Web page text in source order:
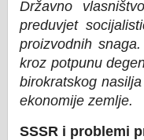
Državno
preduvjet
proizvodnih
kroz potpunu
birokratskog
ekonomije zemlje.
SSSR i problemi